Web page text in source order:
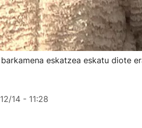
eskatzea eskatu diote
14 - 11:28